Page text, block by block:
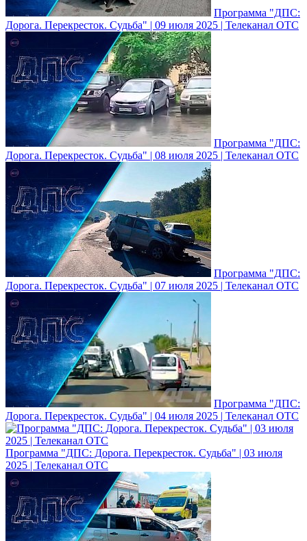
Программа "ДПС:
Дорога. Перекресток. Судьба" | 09 июля 2025 | Телеканал ОТС
Программа "ДПС:
Дорога. Перекресток. Судьба" | 08 июля 2025 | Телеканал ОТС
Программа "ДПС:
Дорога. Перекресток. Судьба" | 07 июля 2025 | Телеканал ОТС
Программа "ДПС:
Дорога. Перекресток. Судьба" | 04 июля 2025 | Телеканал ОТС
Программа "ДПС: Дорога. Перекресток. Судьба" | 03 июля
2025 | Телеканал ОТС